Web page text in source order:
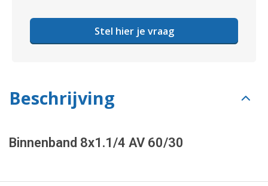
Stel hier je vraag
Beschrijving
Binnenband 8x1.1/4 AV 60/30